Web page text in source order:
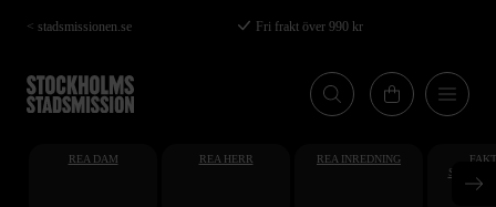
Hoppa
till
huvudinnehåll
< stadsmissionen.se Fri frakt över 990 kr
REA DAM REA HERR REA INREDNING